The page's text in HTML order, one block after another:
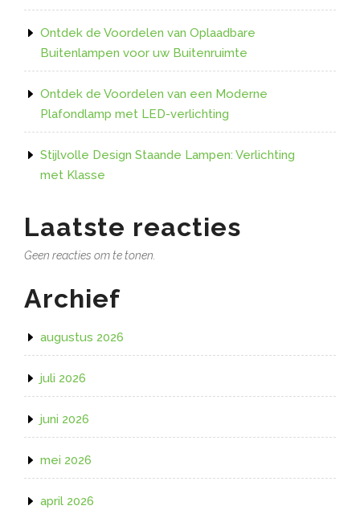
Ontdek de Voordelen van Oplaadbare
Buitenlampen voor uw Buitenruimte
Ontdek de Voordelen van een Moderne
Plafondlamp met LED-verlichting
Stijlvolle Design Staande Lampen: Verlichting
met Klasse
Laatste reacties
Geen reacties om te tonen.
Archief
augustus 2026
juli 2026
juni 2026
mei 2026
april 2026